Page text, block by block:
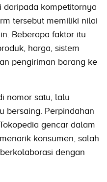
daripada kompetitornya
tersebut memiliki nilai
Beberapa faktor itu
harga, sistem
pengiriman barang ke
nomor satu, lalu
bersaing. Perpindahan
gencar dalam
konsumen, salah
dengan